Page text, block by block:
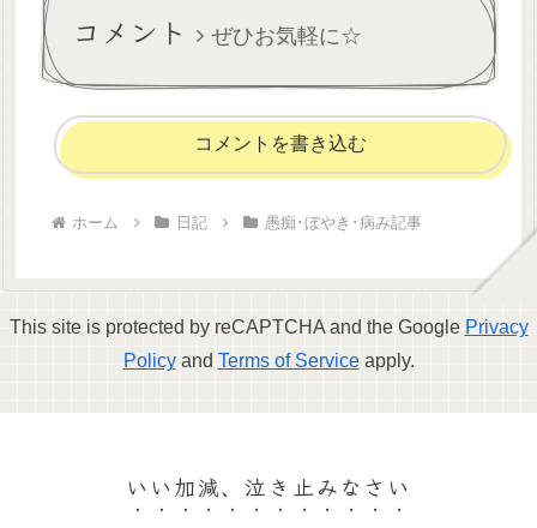
コメント ぜひお気軽に☆
コメントを書き込む
ホーム 日記 愚痴･ぼやき･病み記事
This site is protected by reCAPTCHA and the Google Privacy
Policyand Terms of Serviceapply.
いい加減、泣き止みなさい